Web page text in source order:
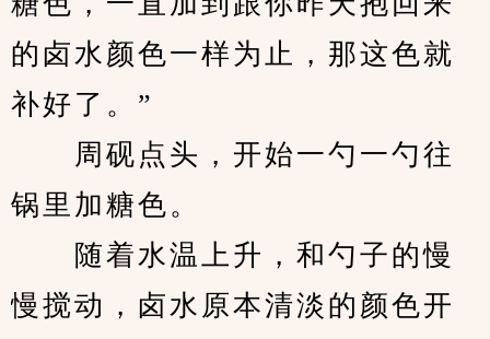
的卤水颜色一样为止，那这色就
补好了。”
周砚点头，开始一勺一勺往
锅里加糖色。
随着水温上升，和勺子的慢
慢搅动，卤水原本清淡的颜色开